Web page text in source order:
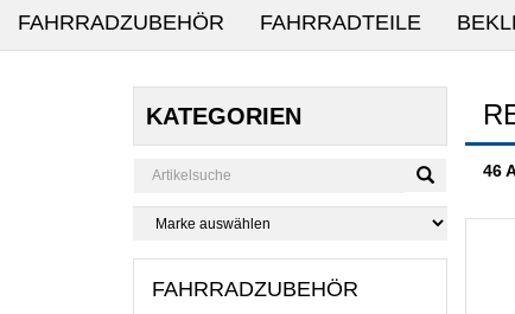
FAHRRADZUBEHÖR FAHRRADTEILE
KATEGORIEN
FAHRRADZUBEHÖR
46